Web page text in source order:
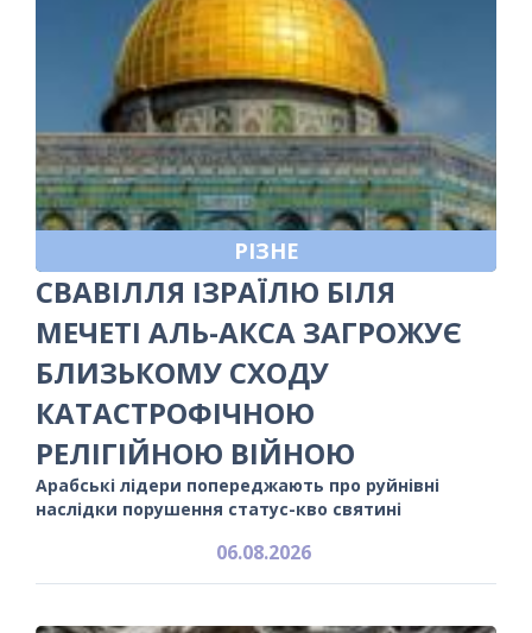
РІЗНЕ
СВАВІЛЛЯ ІЗРАЇЛЮ БІЛЯ
МЕЧЕТІ АЛЬ-АКСА ЗАГРОЖУЄ
БЛИЗЬКОМУ СХОДУ
КАТАСТРОФІЧНОЮ
РЕЛІГІЙНОЮ ВІЙНОЮ
Арабські лідери попереджають про руйнівні
наслідки порушення статус-кво святині
06.08.2026